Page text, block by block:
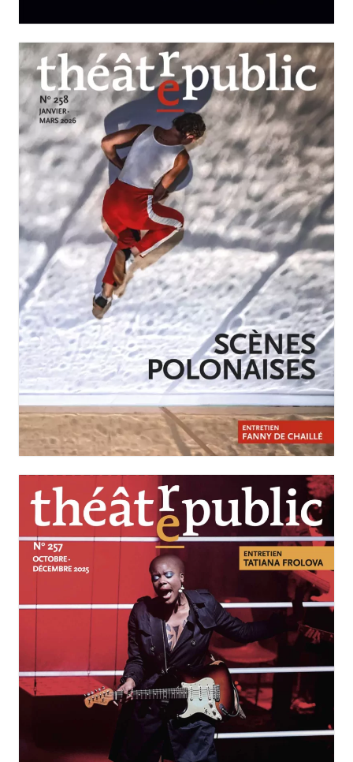
JANVIER-MARS 2026
N°258
Scènes polonaises